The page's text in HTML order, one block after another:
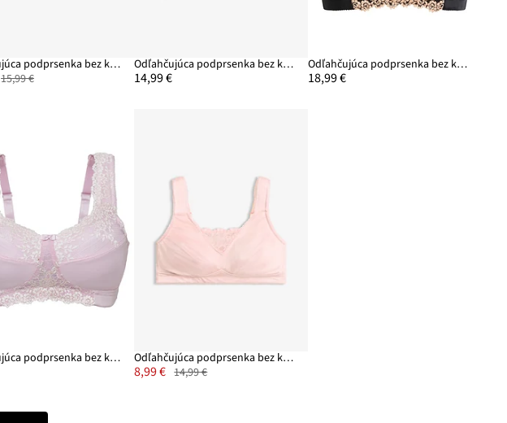
Odľahčujúca podprsenka bez kostíc, s vystuženými ramienkami
15,99 €
Odľahčujúca podprsenka bez kostíc, s vystuženými ramienkami
14,99 €
Odľahčujúca podprsenka bez kostíc, vystužené ramienka
18,99 €
Odľahčujúca podprsenka bez kostíc, vystužené ramienka Odľahčujúca podprsenka bez kostíc s vystuženými ramienkami
8,99 € 14,99 €